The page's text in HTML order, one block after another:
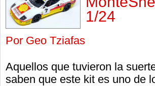
1/24
Por Geo Tziafas
Aquellos que tuvieron la
saben que este kit es uno de